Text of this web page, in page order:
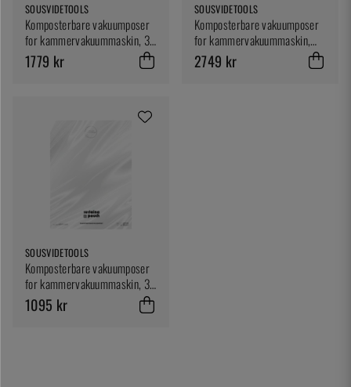
SOUSVIDETOOLS
Komposterbare vakuumposer
for kammervakuummaskin, 30
x 40 cm, 200-pk -
SousVideTools
1779 kr
SOUSVIDETOOLS
Komposterbare vakuumposer
for kammervakuummaskin,
40 x 60 cm, 200-pk -
SousVideTools
2749 kr
SOUSVIDETOOLS
Komposterbare vakuumposer
for kammervakuummaskin, 30
x 30 cm, 200 stk -
SousVideTools
1095 kr